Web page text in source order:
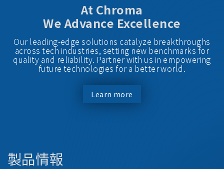
At Chroma
We Advance Excellence
Our leading-edge solutions catalyze breakthroughs
across tech industries, setting new benchmarks for
quality and reliability. Partner with us in empowering
future technologies for a better world.
Learn more
製品情報